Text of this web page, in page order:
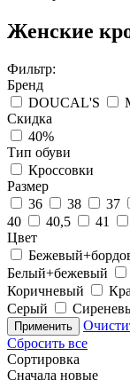
Женские
Фильтр:
Бренд
DOUCAL'S
Скидка
40%
Тип обуви
Кроссовки
Размер
36
38 37
40
40,5 41
Цвет
Белый+бежевый
Коричневый
Серый
Применить
Сбросить все
Сортировка
Сначала новые